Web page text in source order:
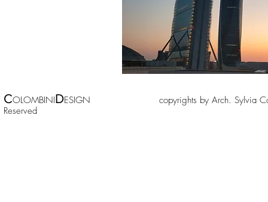
COLOMBINIDESIGN copyrights by Arch.
Reserved